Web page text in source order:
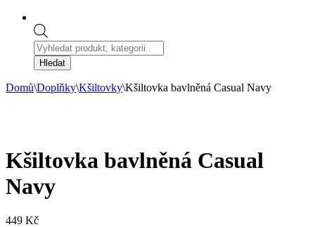
Products
search
Hledat
Domů\Doplňky\Kšiltovky\Kšiltovka bavlněná Casual Navy
Kšiltovka bavlněná Casual
Navy
449 Kč